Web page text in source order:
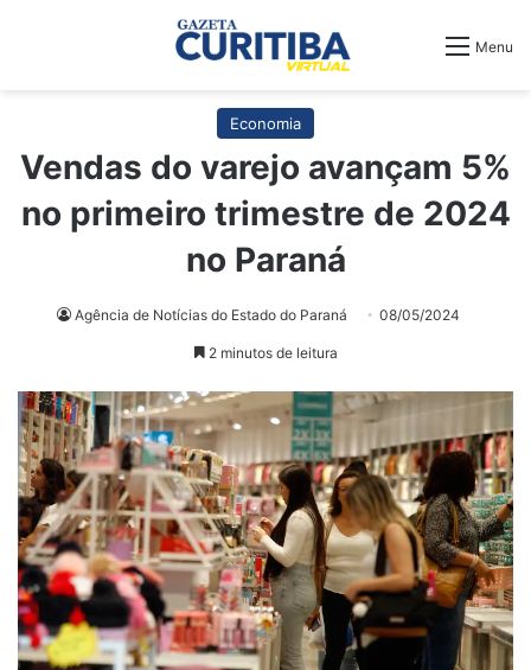
Menu
Economia
Vendas do varejo avançam 5%
no primeiro trimestre de 2024
no Paraná
Agência de Notícias do Estado do Paraná 08/05/2024
2 minutos de leitura